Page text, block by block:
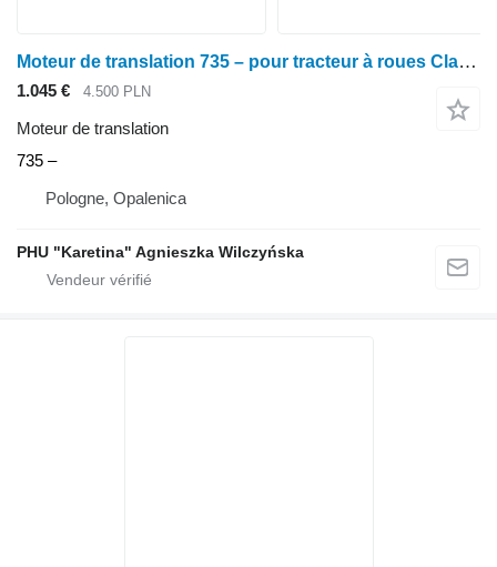
Moteur de translation 735 – pour tracteur à roues Claas Ares 735
1.045 € 4.500 PLN
Moteur de translation
735 –
Pologne, Opalenica
PHU "Karetina" Agnieszka Wilczyńska